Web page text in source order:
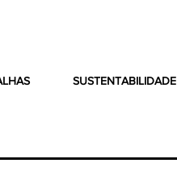
SUSTENTABILIDADE